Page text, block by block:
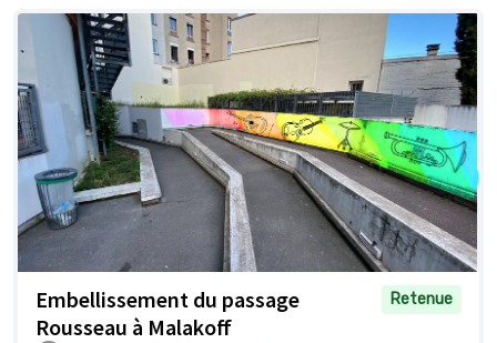
Embellissement du passage
Rousseau à Malakoff
Retenue